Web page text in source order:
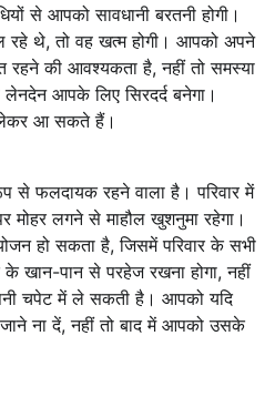
से आपको सावधानी बरतनी होगी।
रहे थे, तो वह खत्म होगी। आपको अपने
रहने की आवश्यकता है, नहीं तो समस्या
आपके लिए सिरदर्द बनेगा।
लेकर आ सकते हैं।
फलदायक रहने वाला है। परिवार में
मोहर लगने से माहौल खुशनुमा रहेगा।
हो सकता है, जिसमें परिवार के सभी
खान-पान से परहेज रखना होगा, नहीं
चपेट में ले सकती है। आपको यदि
ना दें, नहीं तो बाद में आपको उसके